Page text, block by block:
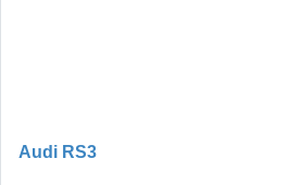
Audi RS3